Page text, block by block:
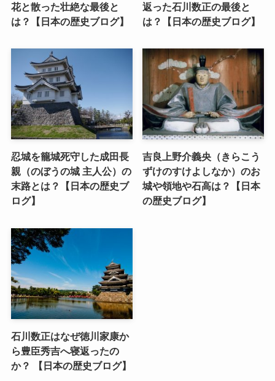
花と散った壮絶な最後と
は？【日本の歴史ブログ】
返った石川数正の最後と
は？【日本の歴史ブログ】
忍城を籠城死守した成田長
親（のぼうの城 主人公）の
末路とは？【日本の歴史ブ
ログ】
吉良上野介義央（きらこう
ずけのすけよしなか）のお
城や領地や石高は？【日本
の歴史ブログ】
石川数正はなぜ徳川家康か
ら豊臣秀吉へ寝返ったの
か？ 【日本の歴史ブログ】